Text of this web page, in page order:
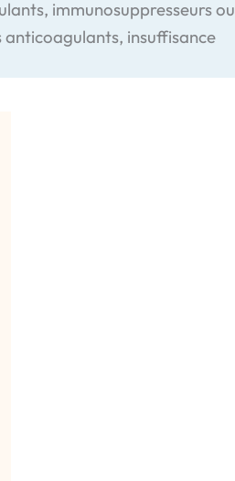
immunosuppresseurs ou
anticoagulants, insuffisance